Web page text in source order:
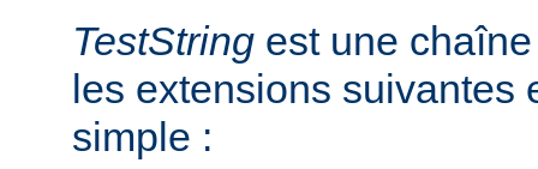
TestString est une
les extensions suivantes
simple :